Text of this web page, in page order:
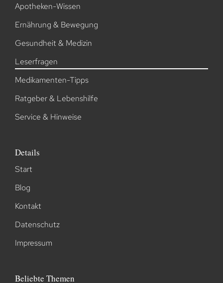
Apotheken-Wissen
Ernährung & Bewegung
Gesundheit & Medizin
Leserfragen
Medikamenten-Tipps
Ratgeber & Lebenshilfe
Service & Hinweise
Details
Start
Blog
Kontakt
Datenschutz
Impressum
Beliebte Themen